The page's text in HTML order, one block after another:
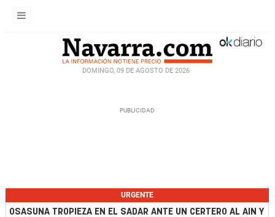
DOMINGO, 09 DE AGOSTO DE 2026
URGENTE
OSASUNA TROPIEZA EN EL SADAR ANTE UN CERTERO AL AIN Y